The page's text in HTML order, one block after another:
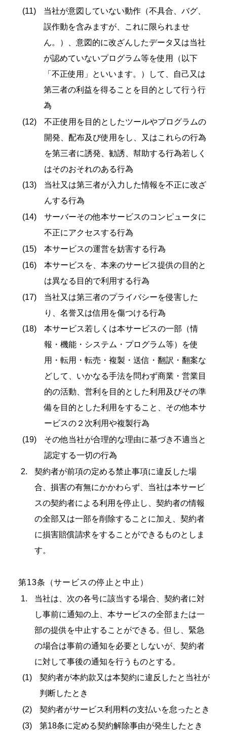
当社が意図していない動作（不具合、バグ、
誤作動を含みますが、これに限られませ
ん。）、意図的に改ざんしたデータ又は当社
が認めていないプログラム等を使用（以下
「不正使用」といいます。）して、自己又は
第三者の利益を得ることを目的として行う行
為
不正使用を目的としたツールやプログラムの
開発、配布及び使用をし、又はこれらの行為
を第三者に誘発、勧誘、幇助する行為若しく
はそのおそれのある行為
当社又は第三者が入力した情報を不正に改ざ
んする行為
サーバーその他本サービスのコンピュータに
不正にアクセスする行為
本サービスの運営を妨害する行為
本サービスを、本来のサービス提供の目的と
は異なる目的で利用する行為
当社又は第三者のプライバシーを侵害した
り、名誉又は信用を傷つける行為
本サービス若しくは本サービスの一部（情
報・機能・システム・プログラム等）を使
用・転用・転売・複製・送信・翻訳・翻案な
どして、いかなる手法を問わず商業・営業目
的の活動、営利を目的とした利用及びその準
備を目的とした利用をすること、その他本サ
ービスの２次利用や複製行為
その他当社が合理的な理由に基づき不適当と
認定する一切の行為
契約者が前項の定める禁止事項に違反した場
合、損害の有無にかかわらず、当社は本サービ
スの契約者による利用を停止し、契約者の情報
の全部又は一部を削除することに加え、契約者
に損害賠償請求をすることができるものとしま
す。
第13条（サービスの停止と中止）
当社は、次の各号に該当する場合、契約者に対
し事前に通知の上、本サービスの全部または一
部の提供を中止することができる。但し、緊急
の場合は事前の通知を必要としないが、契約者
に対して事後の通知を行うものとする。
契約者が本約款又は本契約に違反したと当社が
判断したとき
契約者がサービス利用料の支払いを怠ったとき
第18条に定める契約解除事由が発生したとき